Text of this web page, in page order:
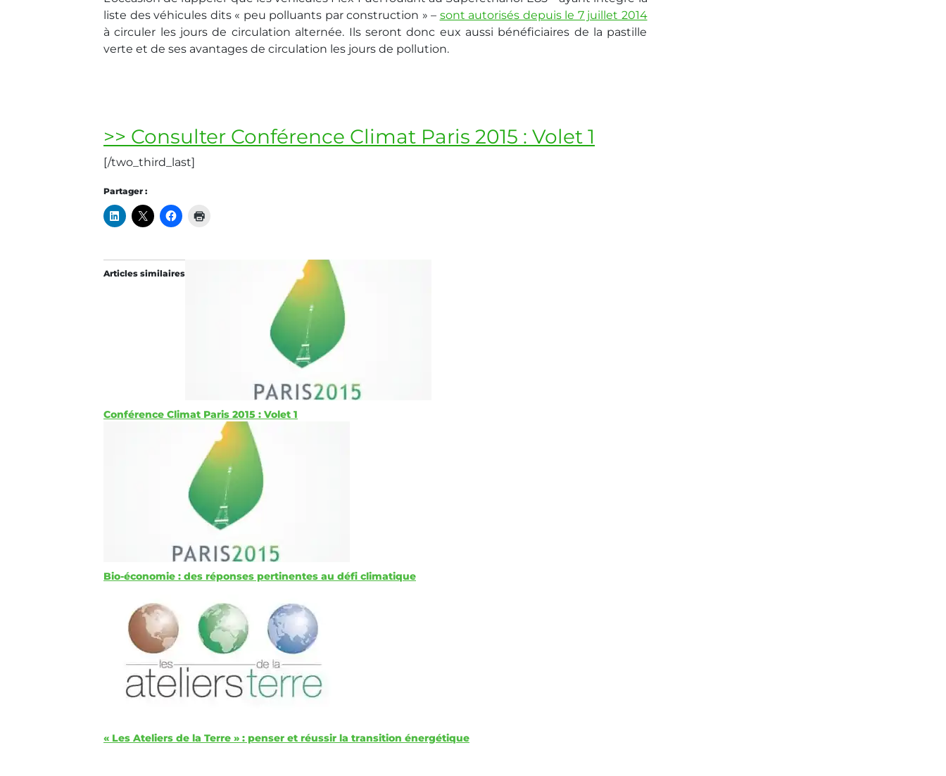
liste des véhicules dits « peu polluants par construction » – sont autorisés depuis le 7 juillet 2014
à circuler les jours de circulation alternée. Ils seront donc eux aussi bénéficiaires de la pastille
verte et de ses avantages de circulation les jours de pollution.
>> Consulter Conférence Climat Paris 2015 : Volet 1
[/two_third_last]
Partager :
Articles similaires
Conférence Climat Paris 2015 : Volet 1
Bio-économie : des réponses pertinentes au défi climatique
« Les Ateliers de la Terre » : penser et réussir la transition énergétique